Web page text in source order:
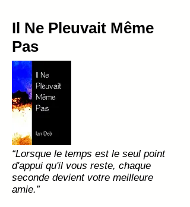
Il Ne Pleuvait Même
Pas
“Lorsque le temps est le seul point
d'appui qu'il vous reste, chaque
seconde devient votre meilleure
amie.”